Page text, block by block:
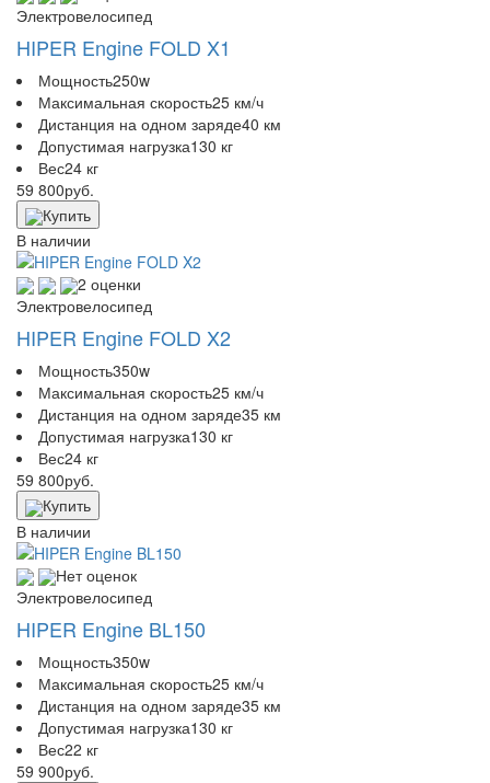
Электровелосипед
HIPER Engine FOLD X1
Мощность250w
Максимальная скорость25 км/ч
Дистанция на одном заряде40 км
Допустимая нагрузка130 кг
Вес24 кг
59 800руб.
Купить
В наличии
2 оценки
Электровелосипед
HIPER Engine FOLD X2
Мощность350w
Максимальная скорость25 км/ч
Дистанция на одном заряде35 км
Допустимая нагрузка130 кг
Вес24 кг
59 800руб.
Купить
В наличии
Нет оценок
Электровелосипед
HIPER Engine BL150
Мощность350w
Максимальная скорость25 км/ч
Дистанция на одном заряде35 км
Допустимая нагрузка130 кг
Вес22 кг
59 900руб.